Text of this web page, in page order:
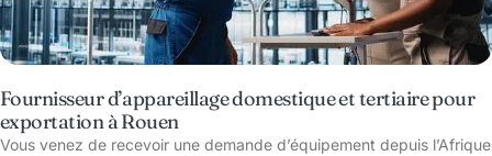
Fournisseur d’appareillage domestique et tertiaire pour
exportation à Rouen
Vous venez de recevoir une demande d’équipement depuis l’Afrique